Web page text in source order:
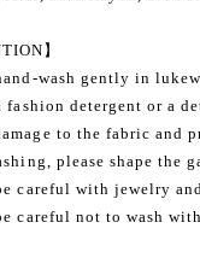
】
wash gently in
fashion detergent or a
to the fabric and
please shape the
careful with jewelry
careful not to wash